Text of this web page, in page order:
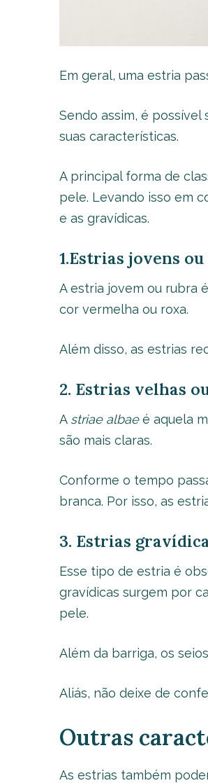
Em geral, uma estria
Sendo assim, é
suas características.
A principal forma de
pele. Levando isso em
e as gravídicas.
1.Estrias jovens
A estria jovem ou rubra
cor vermelha ou roxa.
Além disso, as estrias
2. Estrias velhas
A striae albaeé aquela
são mais claras.
Conforme o tempo
branca. Por isso, as
3. Estrias
Esse tipo de estria é
gravídicas surgem por
pele.
Além da barriga, os
Aliás, não deixe de
Outras
As estrias também